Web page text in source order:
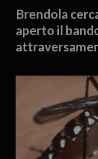
Brendola
aperto il